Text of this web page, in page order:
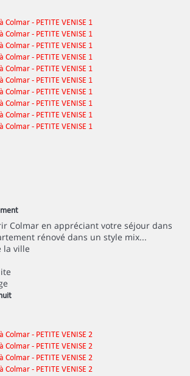
Colmar en appréciant votre séjour dans
rénové dans un style mix...
la ville